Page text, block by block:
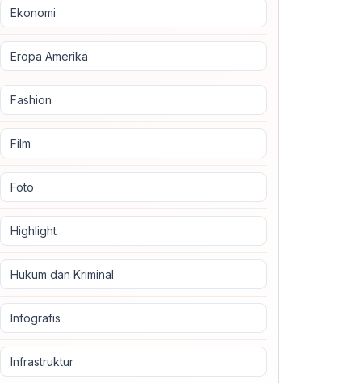
Ekonomi
Eropa Amerika
Fashion
Film
Foto
Highlight
Hukum dan Kriminal
Infografis
Infrastruktur